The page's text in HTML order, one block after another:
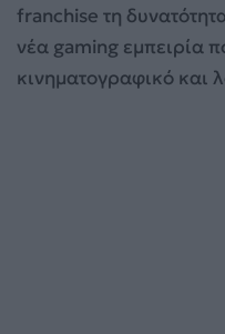
franchise τη
νέα gaming εμπειρία
κινηματογραφικό και